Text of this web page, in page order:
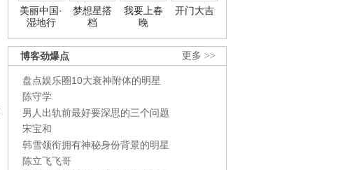
美丽中国·
湿地行
梦想星搭
档
我要上春
晚
开门大吉
更多 >>
博客劲爆点
盘点娱乐圈10大衰神附体的明星
陈守学
男人出轨前最好要深思的三个问题
宋宝和
韩雪领衔拥有神秘身份背景的明星
陈立飞飞哥